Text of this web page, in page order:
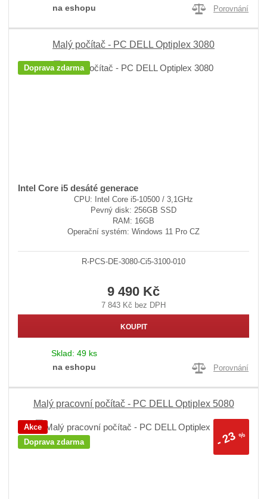
na eshopu
Porovnání
Malý počítač - PC DELL Optiplex 3080
Doprava zdarma
Intel Core i5 desáté generace
CPU: Intel Core i5-10500 / 3,1GHz
Pevný disk: 256GB SSD
RAM: 16GB
Operační systém: Windows 11 Pro CZ
R-PCS-DE-3080-Ci5-3100-010
9 490 Kč
7 843 Kč bez DPH
KOUPIT
Sklad: 49 ks
na eshopu
Porovnání
Malý pracovní počítač - PC DELL Optiplex 5080
-
23%
Akce
Doprava zdarma